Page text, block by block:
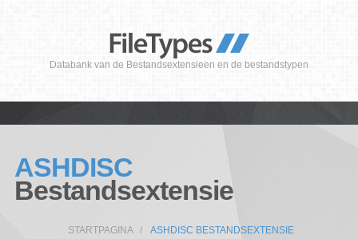
Databank van de Bestandsextensieen en de bestandstypen
ASHDISC
Bestandsextensie
STARTPAGINA ASHDISC BESTANDSEXTENSIE